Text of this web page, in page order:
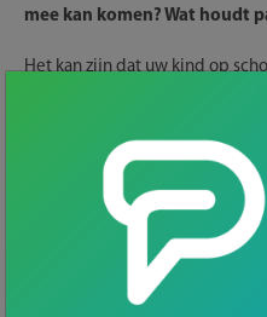
mee kan komen? Wat houdt
Het kan zijn dat uw kind op
verwachten en andersom.
Voor leerlingen die extra
school geldt de zorgplicht. In
staat hoe de school de
staat wat de
ondersteuning die de school